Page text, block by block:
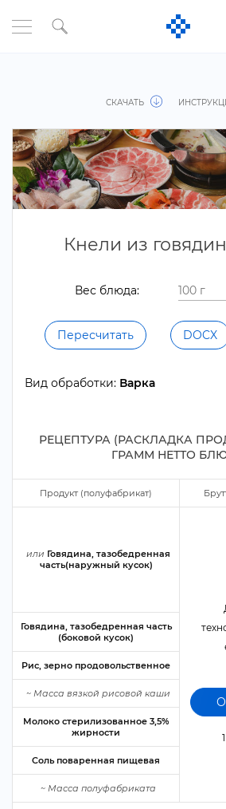
СКАЧАТЬ
Кнели из
ес блюда:
Пересчитать DOCX
ид обработки: арка
РЕЦЕПТУРА (РАСКЛАДКА
ГРАММ НЕТТО
Продукт (полуфабрикат)
или Говядина, тазобедренная
часть(наружный кусок)
Говядина, тазобедренная часть
(боковой кусок)
Рис, зерно продовольственное
~ Масса вязкой рисовой каши
Молоко стерилизованное 3,5%
жирности
Соль поваренная пищевая
~ Масса полуфабриката